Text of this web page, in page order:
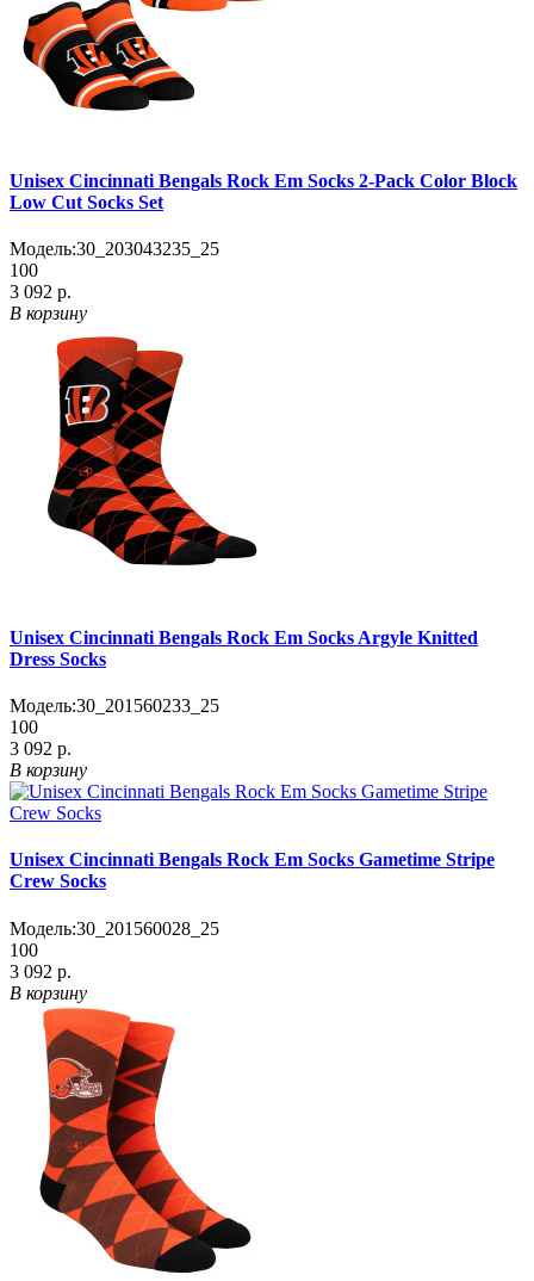
Unisex Cincinnati Bengals Rock Em Socks 2-Pack Color Block
Low Cut Socks Set
Модель:30_203043235_25
100
3 092 р.
В корзину
Unisex Cincinnati Bengals Rock Em Socks Argyle Knitted
Dress Socks
Модель:30_201560233_25
100
3 092 р.
В корзину
Unisex Cincinnati Bengals Rock Em Socks Gametime Stripe
Crew Socks
Модель:30_201560028_25
100
3 092 р.
В корзину